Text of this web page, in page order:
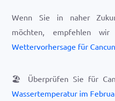
Wenn Sie in naher
möchten, empfehlen
Wettervorhersage für Cancun
🏖️
Überprüfen Sie für
Wassertemperatur im